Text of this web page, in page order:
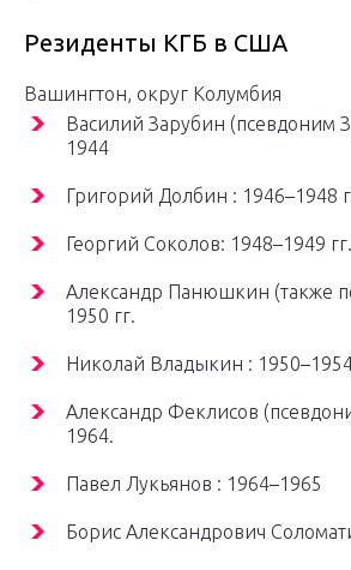
Резиденты КГБ в США
Вашингтон, округ Колумбия
Василий Зарубин (псевдоним
1944
Григорий Долбин : 1946–1948
Георгий Соколов: 1948–1949 гг.
Александр Панюшкин (также
1950 гг.
Николай Владыкин : 1950–1954
Александр Феклисов
1964.
Павел Лукьянов : 1964–1965
Борис Александрович